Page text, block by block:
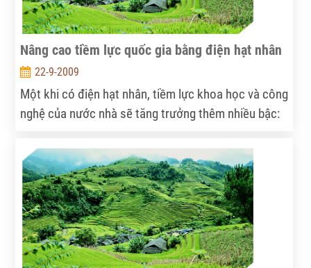
Nâng cao tiềm lực quốc gia bằng điện hạt nhân
22-9-2009
Một khi có điện hạt nhân, tiềm lực khoa học và công
nghệ của nước nhà sẽ tăng trưởng thêm nhiều bậc:
tài nguyên cho con cháu cũng được bảo đảm... Vậy
thì tại sao không?